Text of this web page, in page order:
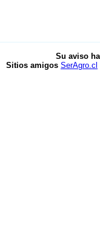
Su aviso
Sitios amigos SerAgro.cl